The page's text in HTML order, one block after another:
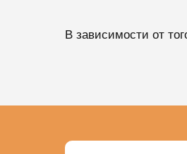
В зависимости от